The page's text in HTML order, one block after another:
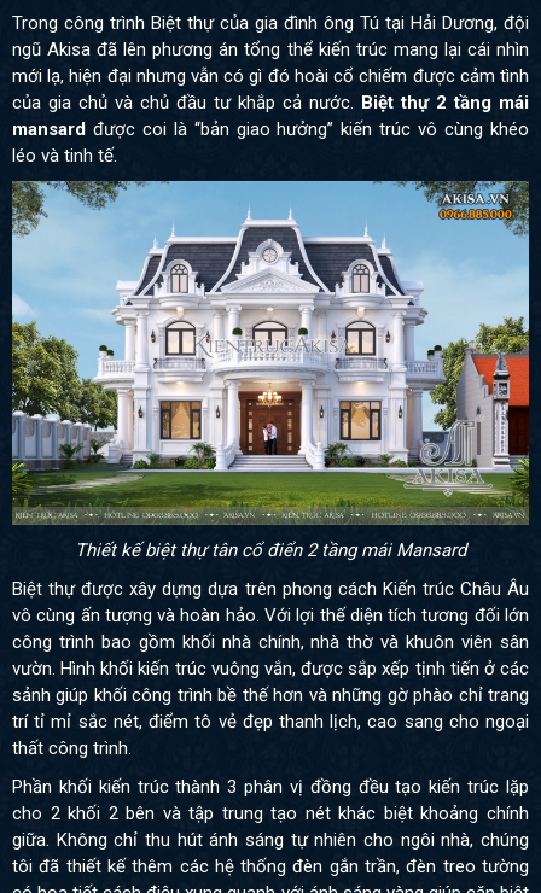
Trong công trình Biệt thự của gia đình ông Tú tại Hải Dương, đội
ngũ Akisa đã lên phương án tổng thể kiến trúc mang lại cái nhìn
mới lạ, hiện đại nhưng vẫn có gì đó hoài cổ chiếm được cảm tình
của gia chủ và chủ đầu tư khắp cả nước. Biệt thự 2 tầng mái
mansard được coi là “bản giao hưởng” kiến trúc vô cùng khéo
léo và tinh tế.
Thiết kế biệt thự tân cổ điển 2 tầng mái Mansard
Biệt thự được xây dựng dựa trên phong cách Kiến trúc Châu Âu
vô cùng ấn tượng và hoàn hảo. Với lợi thế diện tích tương đối lớn
công trình bao gồm khối nhà chính, nhà thờ và khuôn viên sân
vườn. Hình khối kiến trúc vuông vắn, được sắp xếp tịnh tiến ở các
sảnh giúp khối công trình bề thế hơn và những gờ phào chỉ trang
trí tỉ mỉ sắc nét, điểm tô vẻ đẹp thanh lịch, cao sang cho ngoại
thất công trình.
Phần khối kiến trúc thành 3 phân vị đồng đều tạo kiến trúc lặp
cho 2 khối 2 bên và tập trung tạo nét khác biệt khoảng chính
giữa. Không chỉ thu hút ánh sáng tự nhiên cho ngôi nhà, chúng
tôi đã thiết kế thêm các hệ thống đèn gắn trần, đèn treo tường